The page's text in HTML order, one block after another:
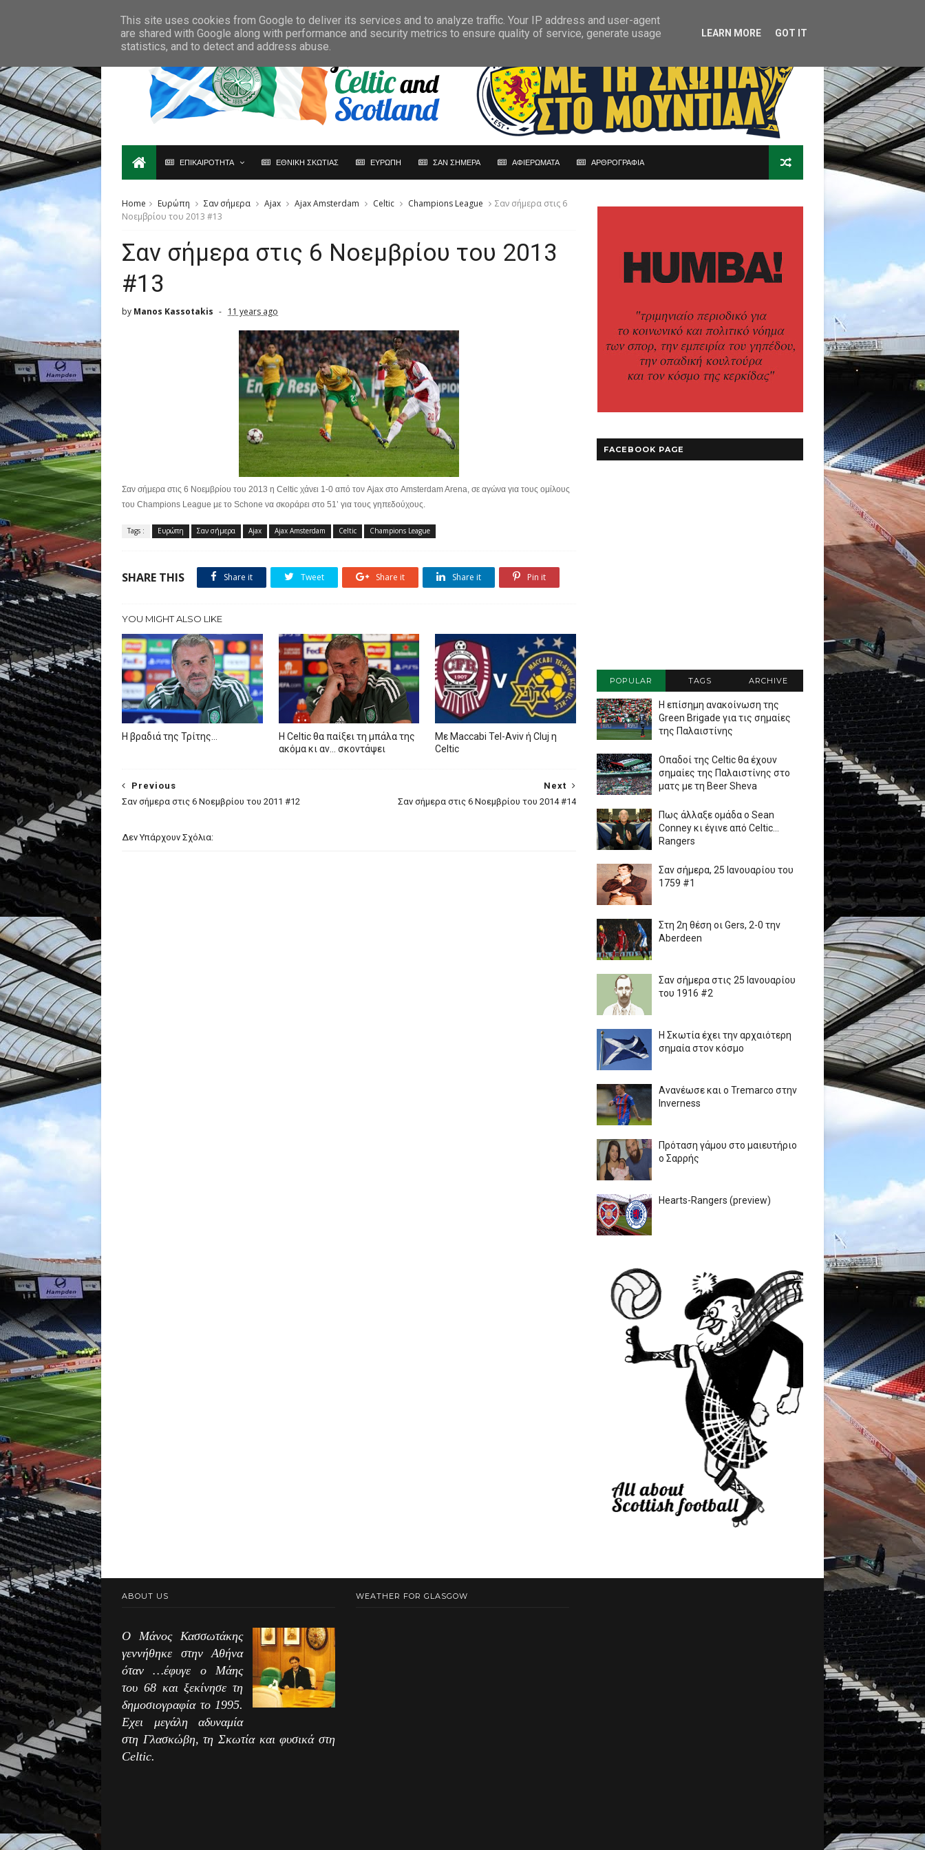
ΕΠΙΚΑΙΡΟΤΗΤΑ ΕΘΝΙΚΗ ΣΚΩΤΙΑΣ ΕΥΡΩΠΗ ΣΑΝ ΣΗΜΕΡΑ ΑΦΙΕΡΩΜΑΤΑ ΑΡΘΡΟΓΡΑΦΙΑ
Home Ευρώπη Σαν σήμερα Ajax Ajax Amsterdam Celtic Champions League
Σαν σήμερα στις 6
Νοεμβρίου του 2013 #13
Σαν σήμερα στις 6 Νοεμβρίου του 2013
#13
by Manos Kassotakis 11 years ago
Σαν σήμερα στις 6 Νοεμβρίου του 2013 η Celtic χάνει 1-0 από τον Ajax στο Amsterdam Arena, σε αγώνα για τους ομίλους
του Champions League με το Schone να σκοράρει στο 51’ για τους γηπεδούχους.
Tags : Ευρώπη Σαν σήμερα Ajax Ajax Amsterdam Celtic Champions League
SHARE THIS Share it Tweet Share it Share it Pin it
YOU MIGHT ALSO LIKE
Η βραδιά της Τρίτης…
Η Celtic θα παίξει τη μπάλα της
ακόμα κι αν… σκοντάψει
Mε Maccabi Tel-Aviv ή Cluj η
Celtic
Next
Σαν σήμερα στις 6 Νοεμβρίου του 2014 #14
Previous
Σαν σήμερα στις 6 Νοεμβρίου του 2011 #12
Δεν Υπάρχουν Σχόλια:
FACEBOOK PAGE
POPULAR TAGS ARCHIVE
Η επίσημη ανακοίνωση της
Green Brigade για τις σημαίες
της Παλαιστίνης
Οπαδοί της Celtic θα έχουν
σημαίες της Παλαιστίνης στο
ματς με τη Beer Sheva
Πως άλλαξε ομάδα ο Sean
Conney κι έγινε από Celtic...
Rangers
Σαν σήμερα, 25 Ιανουαρίου του
1759 #1
Στη 2η θέση οι Gers, 2-0 την
Aberdeen
Σαν σήμερα στις 25 Ιανουαρίου
του 1916 #2
Η Σκωτία έχει την αρχαιότερη
σημαία στον κόσμο
Ανανέωσε και ο Tremarco στην
Inverness
Πρόταση γάμου στο μαιευτήριο
ο Σαρρής
Hearts-Rangers (preview)
ABOUT US
Ο Μάνος Κασσωτάκης
γεννήθηκε στην Αθήνα
όταν …έφυγε ο Μάης
του 68 και ξεκίνησε τη
δημοσιογραφία το 1995.
Εχει μεγάλη αδυναμία
στη Γλασκώβη, τη Σκωτία και φυσικά στη
Celtic.
WEATHER FOR GLASGOW
This site uses cookies from Google to deliver its services and to analyze traffic. Your IP address and user-agent
are shared with Google along with performance and security metrics to ensure quality of service, generate usage
statistics, and to detect and address abuse.
LEARN MORE GOT IT